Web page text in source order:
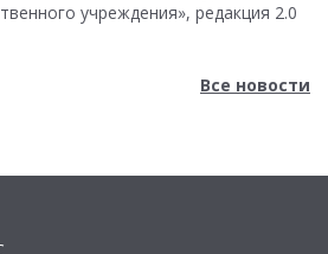
учреждения», редакция 2.0
Все новости